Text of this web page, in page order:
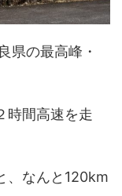
県の最高峰・
時間高速を走
、なんと120km